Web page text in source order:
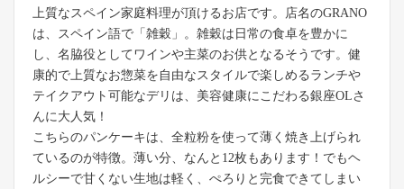
上質なスペイン家庭料理が頂けるお店です。店名のGRANO
は、スペイン語で「雑穀」。雑穀は日常の食卓を豊かに
し、名脇役としてワインや主菜のお供となるそうです。健
康的で上質なお惣菜を自由なスタイルで楽しめるランチや
テイクアウト可能なデリは、美容健康にこだわる銀座OLさ
んに大人気！
こちらのパンケーキは、全粒粉を使って薄く焼き上げられ
ているのが特徴。薄い分、なんと12枚もあります！でもヘ
ルシーで甘くない生地は軽く、ぺろりと完食できてしまい